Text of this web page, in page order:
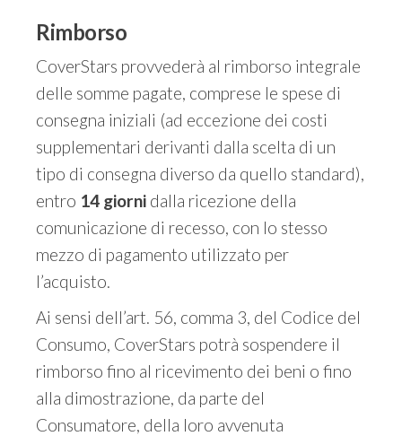
Rimborso
CoverStars provvederà al rimborso integrale
delle somme pagate, comprese le spese di
consegna iniziali (ad eccezione dei costi
supplementari derivanti dalla scelta di un
tipo di consegna diverso da quello standard),
entro 14 giorni dalla ricezione della
comunicazione di recesso, con lo stesso
mezzo di pagamento utilizzato per
l’acquisto.
Ai sensi dell’art. 56, comma 3, del Codice del
Consumo, CoverStars potrà sospendere il
rimborso fino al ricevimento dei beni o fino
alla dimostrazione, da parte del
Consumatore, della loro avvenuta